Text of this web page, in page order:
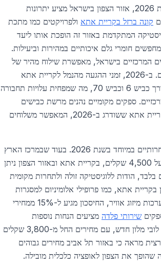
בעולם הפלדה והברזל של שנת 2026, אזור הצפון בישראל מציע יתרונות
קונה ברזל בקריית אתא ולפרויקטים כמו מתכת
המתקדמת באזור זה הופכת אותו ליעד
חומרי גלם איכותיים במהירות וביעילות.
המרכזיים בישראל, מאפשרת שילוח מהיר של
פלדה גולמית ומוצרים מוגמרים. ב-2026, זמני ההגעה מהנמל לקריית אתא
עומדים על פחות משעתיים דרך כביש 6 וכביש 70, מה שמפחית עלויות תחבורה
מרכזיים. ספקים מקומיים נהנים מרשת כבישים
משודרגת, כולל כביש עוקף קריית אתא ששודרג ב-2026, המאפשר משלוחים
מחירי הפלדה באזור הצפון תחרותיים במיוחד בשנת 2026. בעוד שבמרכז הארץ
מחיר טון פלדה גלילית עומד על 4,500 שקלים, בקריית אתא ובאזור הצפון ניתן
ב-4,200 שקלים בלבד, הודות ללוגיסטיקה זולה ולתחרות מקומית
אתא, כמו פרופילי אלומיניום למסגרות
חלונות או צינורות נחושת למערכות מיזוג אוויר, החיסכון מגיע ל-15% ממחירי
שירותי פלדה מציעים הנחות נוספות
לפרויקטים גדולים, כגון בניית לובי מלון חדש, עם מחירים החל מ-3,800 שקלים
מראה כי באזור תל אביב מחירים גבוהים